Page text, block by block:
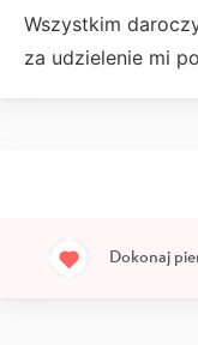
Wszystkim
za udzielenie mi
Dokonaj